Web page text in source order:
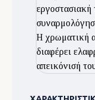
εργοστασιακή
Η χρωματική
διαφέρει
απεικόνισή